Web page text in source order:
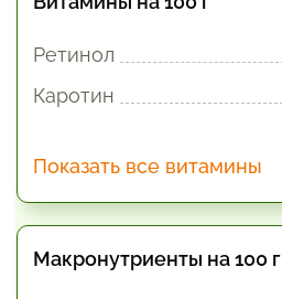
Ретинол
Каротин
Показать все витамины
Макронутриенты на 100 г